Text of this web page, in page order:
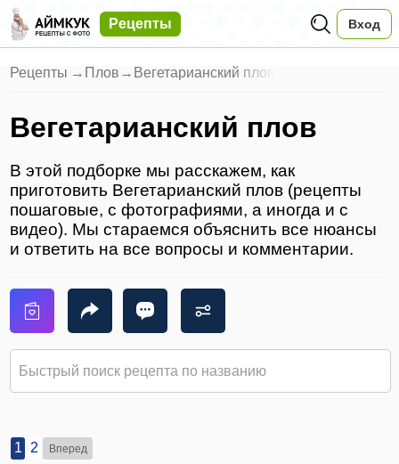
Рецепты Вход
Рецепты → Плов → Вегетарианский плов
Вегетарианский плов
В этой подборке мы расскажем, как
приготовить Вегетарианский плов (рецепты
пошаговые, с фотографиями, а иногда и с
видео). Мы стараемся объяснить все нюансы
и ответить на все вопросы и комментарии.
1 2 Вперед